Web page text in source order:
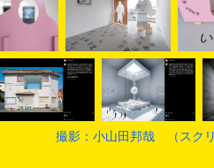
撮影：小山田邦哉 （スクリ